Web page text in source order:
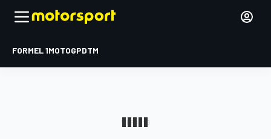
FORMEL 1MOTOGPDTM